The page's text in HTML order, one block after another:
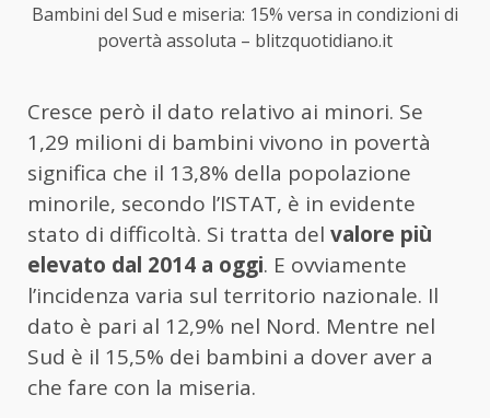
Bambini del Sud e miseria: 15% versa in condizioni di
povertà assoluta – blitzquotidiano.it
Cresce però il dato relativo ai minori. Se
1,29 milioni di bambini vivono in povertà
significa che il 13,8% della popolazione
minorile, secondo l’ISTAT, è in evidente
stato di difficoltà. Si tratta del valore più
elevato dal 2014 a oggi. E ovviamente
l’incidenza varia sul territorio nazionale. Il
dato è pari al 12,9% nel Nord. Mentre nel
Sud è il 15,5% dei bambini a dover aver a
che fare con la miseria.